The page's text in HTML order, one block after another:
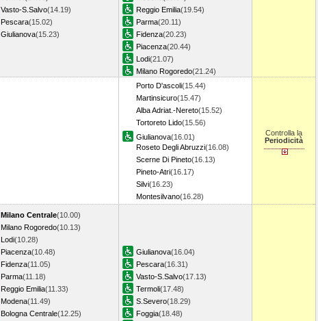
Vasto-S.Salvo(14.19)
Pescara(15.02)
Giulianova(15.23)
Reggio Emilia(19.54)
Parma(20.11)
Fidenza(20.23)
Piacenza(20.44)
Lodi(21.07)
Milano Rogoredo(21.24)
Porto D'ascoli(15.44)
Martinsicuro(15.47)
Alba Adriat.-Nereto(15.52)
Tortoreto Lido(15.56)
Giulianova(16.01)
Roseto Degli Abruzzi(16.08)
Scerne Di Pineto(16.13)
Pineto-Atri(16.17)
Silvi(16.23)
Montesilvano(16.28)
Controlla la
Periodicità
Milano Centrale(10.00)
Milano Rogoredo(10.13)
Lodi(10.28)
Piacenza(10.48)
Fidenza(11.05)
Parma(11.18)
Reggio Emilia(11.33)
Modena(11.49)
Bologna Centrale(12.25)
Giulianova(16.04)
Pescara(16.31)
Vasto-S.Salvo(17.13)
Termoli(17.48)
S.Severo(18.29)
Foggia(18.48)